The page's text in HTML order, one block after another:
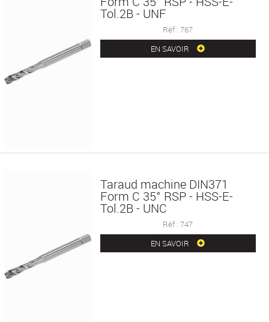
Tol.2B - UNF
Réf : 767
EN SAVOIR
Taraud machine DIN371
Form C 35° RSP - HSS-E-
Tol.2B - UNC
Réf : 747
EN SAVOIR